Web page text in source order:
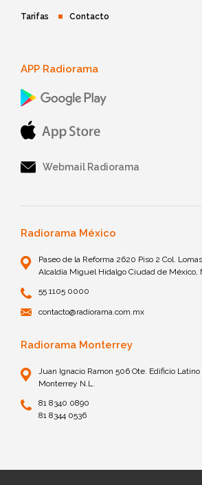
Tarifas Contacto
APP Radiorama
Webmail Radiorama
Radiorama México
Paseo de la Reforma 2620 Piso 2 Col.
Alcaldía Miguel Hidalgo Ciudad de México,
55 1105 0000
contacto@radiorama.com.mx
Radiorama Monterrey
Juan Ignacio Ramon 506 Ote. Edificio Latino
Monterrey N.L.
81 8340 0890
81 8344 0536